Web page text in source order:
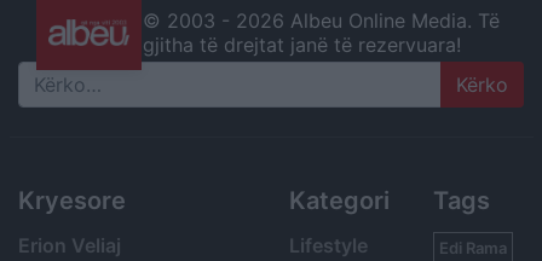
© 2003 - 2026 Albeu Online Media. Të
gjitha të drejtat janë të rezervuara!
Search
Kryesore
Erion Veliaj
Kategori
Lifestyle
Tags
Edi Rama